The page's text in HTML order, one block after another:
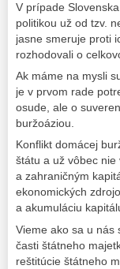
V prípade
politikou už od tzv.
jasne smeruje proti
rozhodovali o
Ak máme na mysli
je v prvom rade
osude, ale o
buržoáziou.
Konflikt domácej
štátu a už vôbec
a zahraničným
ekonomických
a akumuláciu
Vieme ako sa u nás
časti štátneho
reštitúcie štátneho